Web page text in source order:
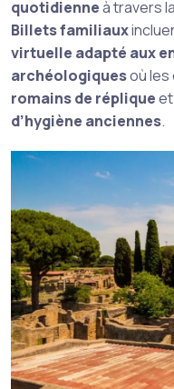
quotidienneà travers
Billets familiaux
virtuelle adapté aux
archéologiquesoù
romains de réplique
d’hygiène anciennes.